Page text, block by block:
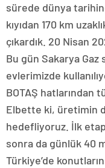
sürede dünya
kıyıdan 170 km
çıkardık. 20 Nisan
Bu gün Sakarya Gaz
evlerimizde
BOTAŞ hatlarından
Elbette ki, üretimin
hedefliyoruz. İlk
sonra da günlük 40
Türkiye’de